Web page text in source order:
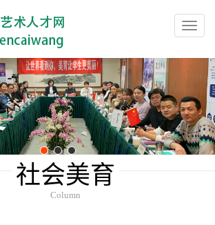
社会美育
Column